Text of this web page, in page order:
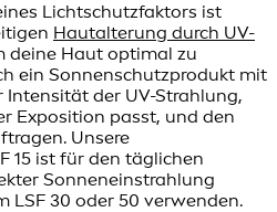
Lichtschutzfaktors ist
Hautalterung durch UV-
deine Haut optimal zu
ein Sonnenschutzprodukt mit
Intensität der UV-Strahlung,
Exposition passt, und den
Unsere
15 ist für den täglichen
Sonneneinstrahlung
LSF 30 oder 50 verwenden.